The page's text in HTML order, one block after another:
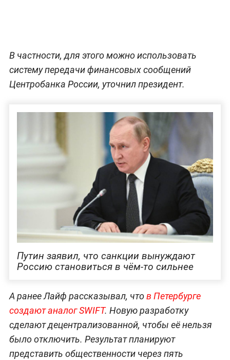
В частности, для этого можно использовать
систему передачи финансовых сообщений
Центробанка России, уточнил президент.
Путин заявил, что санкции вынуждают
Россию становиться в чём-то сильнее
А ранее Лайф рассказывал, чтов Петербурге
создают аналог SWIFT. Новую разработку
сделают децентрализованной, чтобы её нельзя
было отключить. Результат планируют
представить общественности через пять